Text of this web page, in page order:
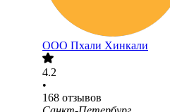
ООО Пхали Хинкали
4.2
•
168 отзывов